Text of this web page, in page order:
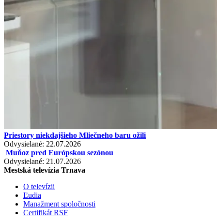
Priestory niekdajšieho Mliečneho baru ožili
Odvysielané: 22.07.2026
Muňoz pred Európskou sezónou
Odvysielané: 21.07.2026
Mestská televízia Trnava
O televízii
Ľudia
Manažment spoločnosti
Certifikát RSF